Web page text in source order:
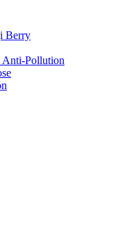
Berry
Anti-Pollution